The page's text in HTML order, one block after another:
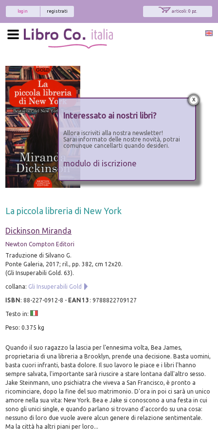
articoli: 0 pz.
registrati
login
La piccola libreria di New York
Dickinson Miranda
Newton Compton Editori
Traduzione di Silvano G.
Ponte Galeria, 2017; ril., pp. 382, cm 12x20.
(Gli Insuperabili Gold. 63).
collana: Gli Insuperabili Gold
ISBN:88-227-0912-8 - EAN13 :9788822709127
Testo in:
Peso: 0.375 kg
Quando il suo ragazzo la lascia per l'ennesima volta, Bea James,
proprietaria di una libreria a Brooklyn, prende una decisione. Basta uomini,
basta cuori infranti, basta dolore. Il suo lavoro le piace e i libri l'hanno
sempre salvata, l'importante sarà riuscire a stare lontana dall'altro sesso.
Jake Steinmann, uno psichiatra che viveva a San Francisco, è pronto a
ricominciare, dopo la fine del suo matrimonio. D'ora in poi ci sarà un unico
amore nella sua vita: New York. Bea e Jake si conoscono a una festa in cui
sono gli unici single, e quando parlano si trovano d'accordo su una cosa:
nessuno di loro due vuole avere alcun genere di relazione sentimentale.
Ma la città ha altri piani per loro...
x
Interessato ai nostri libri?
Allora iscriviti alla nostra newsletter!
Sarai informato delle nostre novità, potrai
comunque cancellarti quando desideri.
modulo di iscrizione